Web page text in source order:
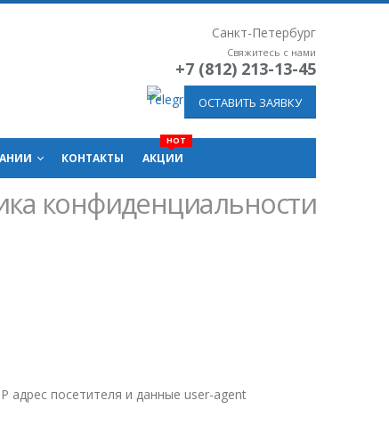
Санкт-Петербург
Свяжитесь с нами
+7 (812) 213-13-45
ОСТАВИТЬ ЗАЯВКУ
КОНТАКТЫ АКЦИИ
конфиденциальности
адрес посетителя и данные user-agent